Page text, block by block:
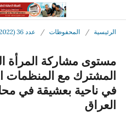
الرئيسية / المحفوظات / عدد 36 (2022)
مستوى مشاركة المرأة
المشترك مع المنظمات
في ناحية بعشيقة في
العراق